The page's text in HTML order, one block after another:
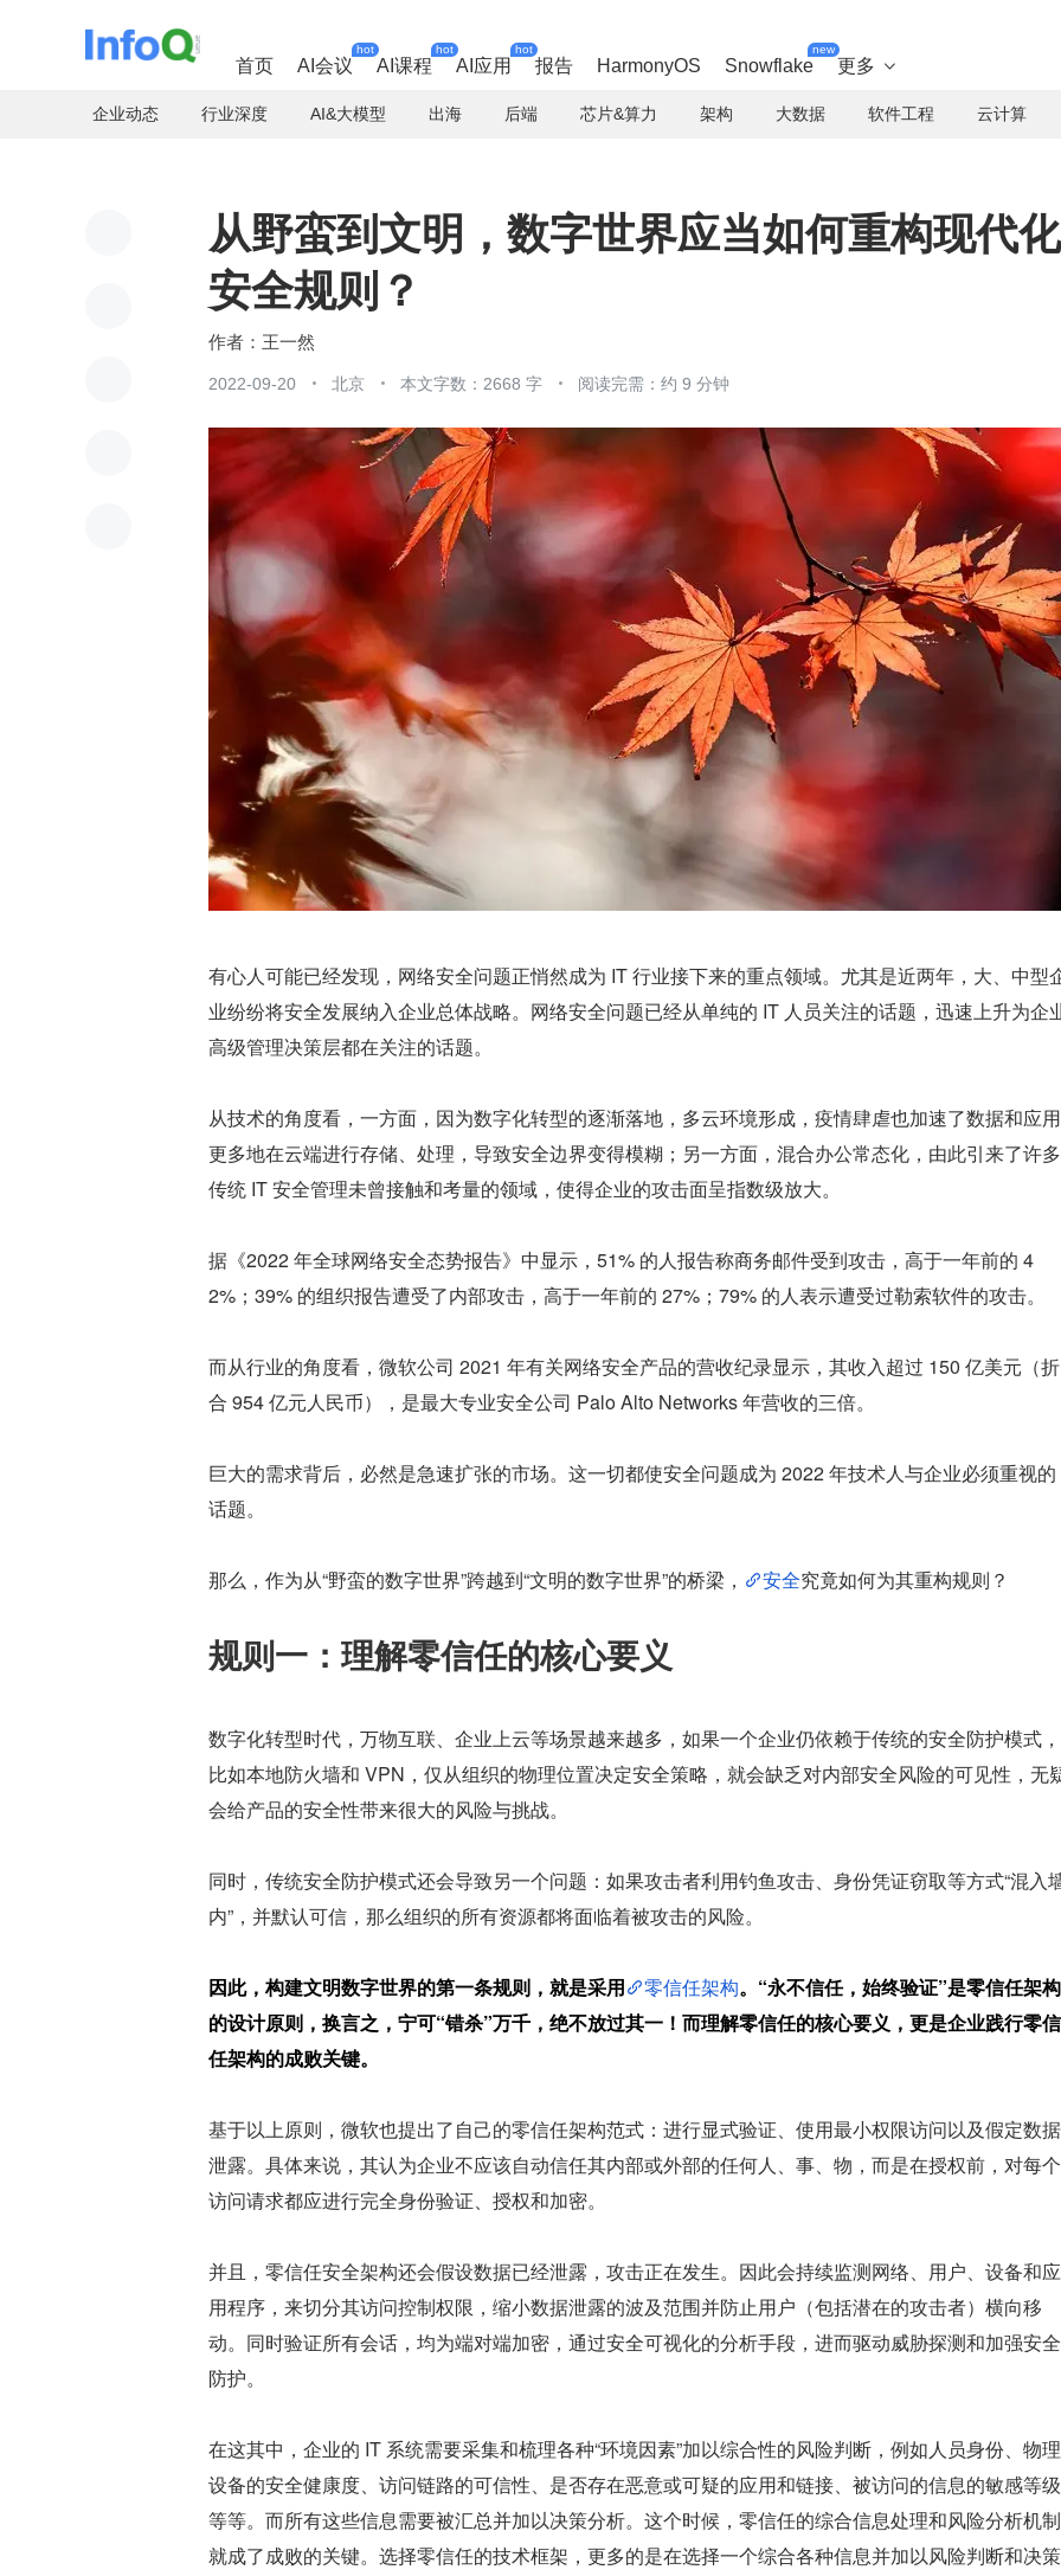
首页 AI会议
hot
AI课程
hot
AI应用
hot
报告 HarmonyOS Snowflake
new
更多 
企业动态 行业深度 AI&大模型 出海 后端 芯片&算力 架构 大数据 软件工程 云计算
从野蛮到文明，数字世界应当如何重构现代化
安全规则？
王一然
2022-09-20 北京 本文字数：2668 字 阅读完需：约 9 分钟
有心人可能已经发现，网络安全问题正悄然成为 IT 行业接下来的重点领域。尤其是近两年，大、中型
业纷纷将安全发展纳入企业总体战略。网络安全问题已经从单纯的 IT 人员关注的话题，迅速上升为企
高级管理决策层都在关注的话题。
从技术的角度看，一方面，因为数字化转型的逐渐落地，多云环境形成，疫情肆虐也加速了数据和应用
更多地在云端进行存储、处理，导致安全边界变得模糊；另一方面，混合办公常态化，由此引来了许多
传统 IT 安全管理未曾接触和考量的领域，使得企业的攻击面呈指数级放大。
据《2022 年全球网络安全态势报告》中显示，51% 的人报告称商务邮件受到攻击，高于一年前的 4
2%；39% 的组织报告遭受了内部攻击，高于一年前的 27%；79% 的人表示遭受过勒索软件的攻击。
而从行业的角度看，微软公司 2021 年有关网络安全产品的营收纪录显示，其收入超过 150 亿美元（折
合 954 亿元人民币），是最大专业安全公司 Palo Alto Networks 年营收的三倍。
巨大的需求背后，必然是急速扩张的市场。这一切都使安全问题成为 2022 年技术人与企业必须重视的
话题。
那么，作为从“野蛮的数字世界”跨越到“文明的数字世界”的桥梁， 安全究竟如何为其重构规则？
规则一：理解零信任的核心要义
数字化转型时代，万物互联、企业上云等场景越来越多，如果一个企业仍依赖于传统的安全防护模式，
比如本地防火墙和 VPN，仅从组织的物理位置决定安全策略，就会缺乏对内部安全风险的可见性，无
会给产品的安全性带来很大的风险与挑战。
同时，传统安全防护模式还会导致另一个问题：如果攻击者利用钓鱼攻击、身份凭证窃取等方式“混入
内”，并默认可信，那么组织的所有资源都将面临着被攻击的风险。
因此，构建文明数字世界的第一条规则，就是采用 零信任架构。“永不信任，始终验证”是零信任架构
的设计原则，换言之，宁可“错杀”万千，绝不放过其一！而理解零信任的核心要义，更是企业践行零信
任架构的成败关键。
基于以上原则，微软也提出了自己的零信任架构范式：进行显式验证、使用最小权限访问以及假定数据
泄露。具体来说，其认为企业不应该自动信任其内部或外部的任何人、事、物，而是在授权前，对每个
访问请求都应进行完全身份验证、授权和加密。
并且，零信任安全架构还会假设数据已经泄露，攻击正在发生。因此会持续监测网络、用户、设备和应
用程序，来切分其访问控制权限，缩小数据泄露的波及范围并防止用户（包括潜在的攻击者）横向移
动。同时验证所有会话，均为端对端加密，通过安全可视化的分析手段，进而驱动威胁探测和加强安全
防护。
在这其中，企业的 IT 系统需要采集和梳理各种“环境因素”加以综合性的风险判断，例如人员身份、物理
设备的安全健康度、访问链路的可信性、是否存在恶意或可疑的应用和链接、被访问的信息的敏感等级
等等。而所有这些信息需要被汇总并加以决策分析。这个时候，零信任的综合信息处理和风险分析机制
就成了成败的关键。选择零信任的技术框架，更多的是在选择一个综合各种信息并加以风险判断和决策